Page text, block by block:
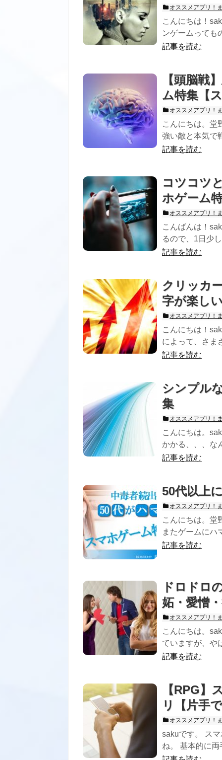
オススメアプリ！
こんにちは！
ンゲームっても
記事を読む
【頭脳戦
ム特集【
オススメアプリ！
こんにちは。堂
強い敵と本気で
記事を読む
コツコツ
ホゲーム
オススメアプリ！
こんばんは！
るので、1日少
記事を読む
クリッカ
字が楽し
オススメアプリ！
こんにちは！
によって、さま
記事を読む
シンプル
集
オススメアプリ！
こんにちは。
かかる、、、な
記事を読む
50代以上
オススメアプリ！
こんにちは。堂
またゲームにハ
記事を読む
ドロドロ
妬・愛憎
オススメアプリ！
こんにちは。
ていますが、や
記事を読む
【RPG】
リ【片手
オススメアプリ！
sakuです。 ス
ね。 基本的に